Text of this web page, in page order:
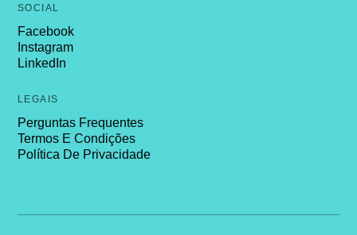
SOCIAL
Facebook
Instagram
LinkedIn
LEGAIS
Perguntas Frequentes
Termos E Condições
Política De Privacidade